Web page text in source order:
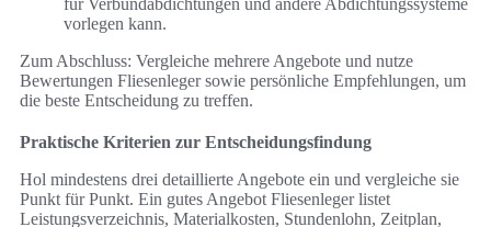
für Verbundabdichtungen und andere Abdichtungssysteme
vorlegen kann.
Zum Abschluss: Vergleiche mehrere Angebote und nutze
Bewertungen Fliesenleger sowie persönliche Empfehlungen, um
die beste Entscheidung zu treffen.
Praktische Kriterien zur Entscheidungsfindung
Hol mindestens drei detaillierte Angebote ein und vergleiche sie
Punkt für Punkt. Ein gutes Angebot Fliesenleger listet
Leistungsverzeichnis, Materialkosten, Stundenlohn, Zeitplan,